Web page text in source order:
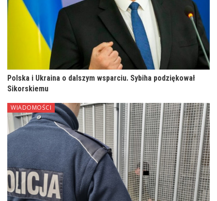
Polska i Ukraina o dalszym wsparciu. Sybiha podziękował
Sikorskiemu
WIADOMOŚCI